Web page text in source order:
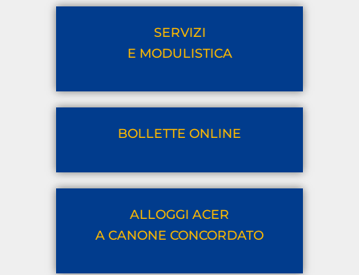
SERVIZI
E MODULISTICA
BOLLETTE ONLINE
ALLOGGI ACER
A CANONE CONCORDATO